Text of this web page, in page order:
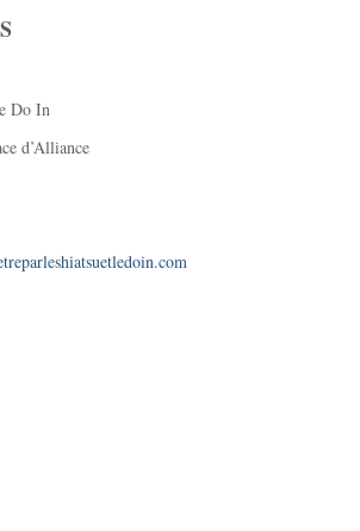
Do In
d’Alliance